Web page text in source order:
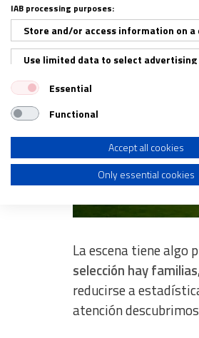
La escena tiene algo
selección hay familias
reducirse a
atención
IAB processing purposes:
Store and/or access information on a
Use limited data to select advertising
Create profiles for personalised
Use profiles to select personalised
Create profiles to personalise content
Use profiles to select personalised
Measure advertising performance
Understand audiences through
Develop and improve services
Essential
Functional
Accept all cookies
Only essential cookies